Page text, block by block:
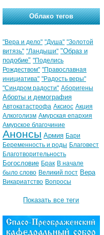
Облако тегов
"Вера и дело" "Душа" "Золотой
витязь" "Ландыши" "Образ и
подобие" "Поделись
Рождеством" "Православная
инициатива" "Радость веры"
"Синдром радости" Аборигены
Аборты и демография
Автокатастрофа Аксиос Акция
Алкоголизм Амурская епархия
Амурское благочиние
Анонсы Армия Бари
Беременность и роды Благовест
Благотворительность
Богословие Брак В начале
было слово Великий пост Вера
Викариатство Вопросы
Показать все теги